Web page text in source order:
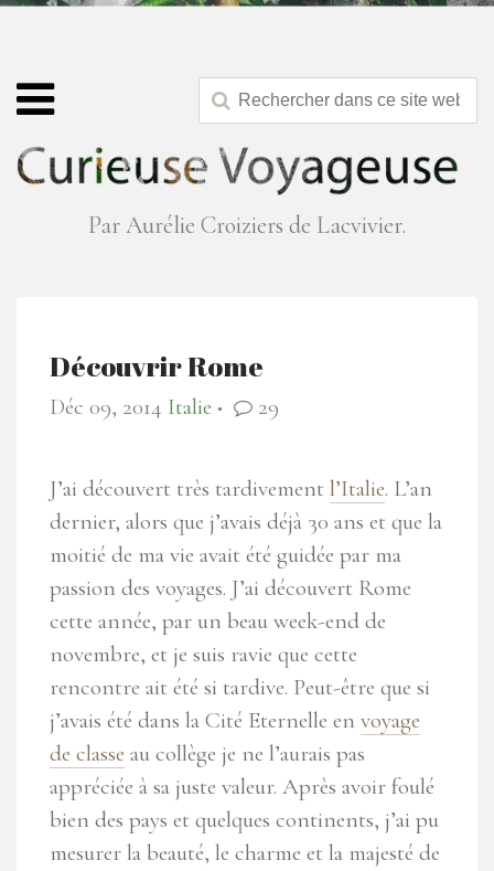
Par Aurélie Croiziers de Lacvivier.
Découvrir Rome
Déc 09, 2014 Italie ● 29
J’ai découvert très tardivement l’Italie. L’an
dernier, alors que j’avais déjà 30 ans et que la
moitié de ma vie avait été guidée par ma
passion des voyages. J’ai découvert Rome
cette année, par un beau week-end de
novembre, et je suis ravie que cette
rencontre ait été si tardive. Peut-être que si
j’avais été dans la Cité Eternelle en voyage
de classe au collège je ne l’aurais pas
appréciée à sa juste valeur. Après avoir foulé
bien des pays et quelques continents, j’ai pu
mesurer la beauté, le charme et la majesté de